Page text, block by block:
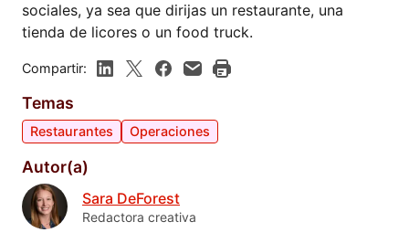
sociales, ya sea que dirijas un restaurante, una
tienda de licores o un food truck.
Compartir:
Temas
Restaurantes Operaciones
Autor(a)
Sara DeForest
Redactora creativa